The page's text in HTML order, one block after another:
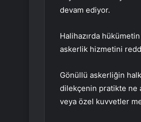
devam ediyor.
Halihazırda
askerlik hizmetini
Gönüllü askerliğin
dilekçenin pratikte ne
veya özel kuvvetler